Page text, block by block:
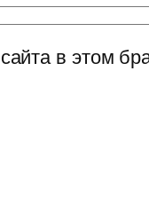
в этом